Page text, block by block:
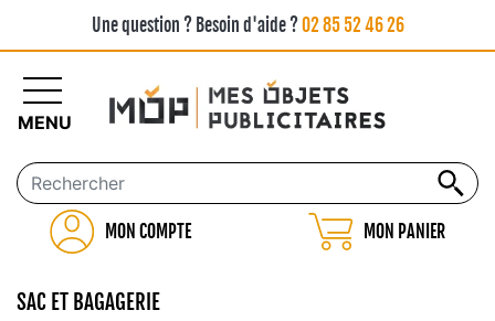
Une question ? Besoin d'aide ?02 85 52 46 26
MON COMPTE MON PANIER
MENU
SAC ET BAGAGERIE